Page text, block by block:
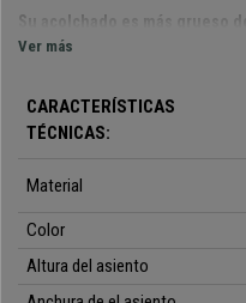
Su acolchado es más grueso
asiento y el respaldo es muy
estructura está construida en
negro.
acolchado de
kg/m³por lo que la sentada es
exacta y
no se deforma ni con
trata de un exclusivo tipo de
gama y automoción.
Ver más
CARACTERÍSTICAS
TÉCNICAS:
Material
Color
Altura del asiento